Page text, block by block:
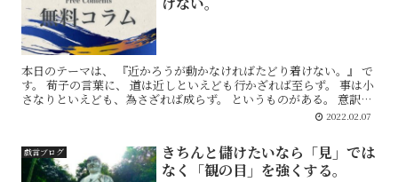
本日のテーマは、 『近かろうが動かなければたどり着けない。』 で
す。 荀子の言葉に、 道は近しといえども行かざれば至らず。 事は小
さなりといえども、為さざれば成らず。 というものがある。 意訳す
2022.02.07
戯言ブログ
きちんと儲けたいなら「見」では
なく「観の目」を強くする。